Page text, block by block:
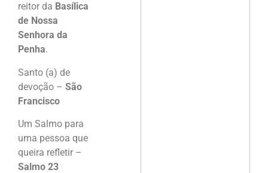
reitor da Basílica
de Nossa
Senhora da
Penha.
Santo (a) de
devoção – São
Francisco
Um Salmo para
uma pessoa que
queira refletir –
Salmo 23